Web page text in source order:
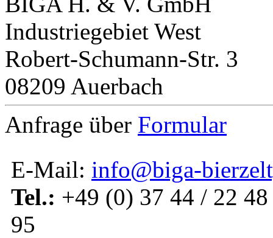
Industriegebiet West
Robert-Schumann-Str. 3
08209 Auerbach
Anfrage über Formular
E-Mail: info@biga-
Tel.: +49 (0) 37 44 / 22 48
95